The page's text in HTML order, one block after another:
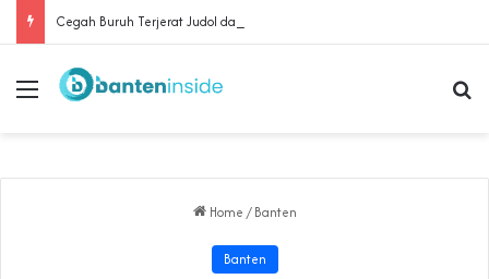
Menu
Home / Banten
Banten